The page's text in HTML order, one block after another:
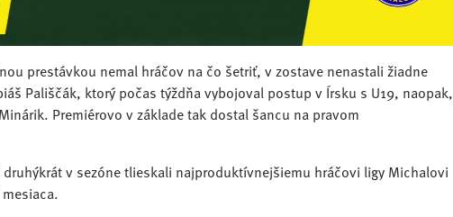
prestávkou nemal hráčov na čo šetriť, v zostave nenastali žiadne
Pališčák, ktorý počas týždňa vybojoval postup v Írsku s U19, naopak,
Premiérovo v základe tak dostal šancu na pravom
v sezóne tlieskali najproduktívnejšiemu hráčovi ligy Michalovi